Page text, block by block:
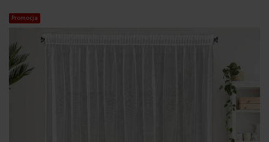
Promocja